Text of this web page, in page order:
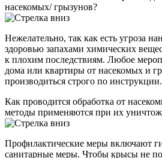
насекомых/ грызунов?
Нежелательно, так как есть угроза
здоровью запахами химических
к плохим последствиям. Любое
дома или квартиры от насекомых и
производиться строго по инструкции.
Как проводится обработка от
методы применяются при их
Профилактические меры включают
санитарные меры. Чтобы крысы не